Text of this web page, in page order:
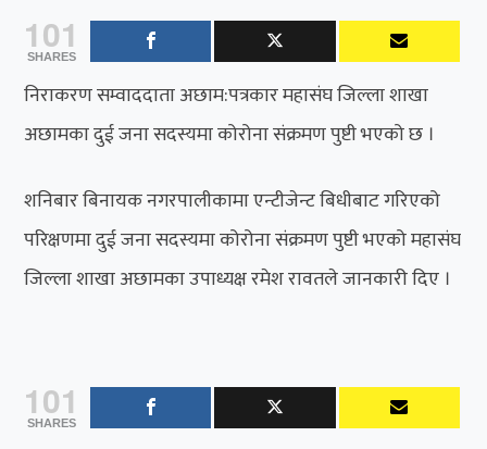
101
SHARES
निराकरण सम्वाददाता अछाम:पत्रकार महासंघ जिल्ला शाखा
अछामका दुई जना सदस्यमा कोरोना संक्रमण पुष्टी भएको छ ।
शनिबार बिनायक नगरपालीकामा एन्टीजेन्ट बिधीबाट गरिएको
परिक्षणमा दुई जना सदस्यमा कोरोना संक्रमण पुष्टी भएको महासंघ
जिल्ला शाखा अछामका उपाध्यक्ष रमेश रावतले जानकारी दिए ।
101
SHARES